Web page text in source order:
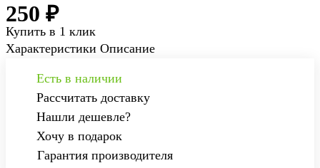
250 ₽
Купить в 1 клик
Характеристики Описание
Есть в наличии
Рассчитать доставку
Нашли дешевле?
Хочу в подарок
Гарантия производителя